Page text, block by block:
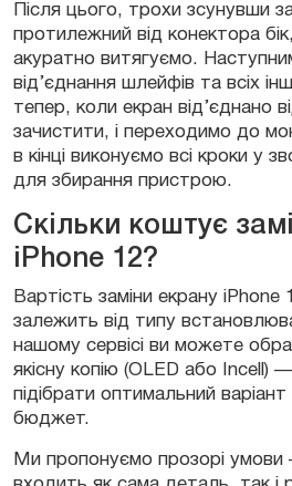
Після цього, трохи зсунувши
протилежний від конектора бік,
акуратно витягуємо.
від’єднання шлейфів та всіх
тепер, коли екран від’єднано
зачистити, і переходимо до
в кінці виконуємо всі кроки у
для збирання пристрою.
Скільки коштує
iPhone 12?
Вартість заміни екрану iPhone
залежить від типу
нашому сервісі ви можете
якісну копію (OLED або Incell)
підібрати оптимальний
бюджет.
Ми пропонуємо прозорі умови